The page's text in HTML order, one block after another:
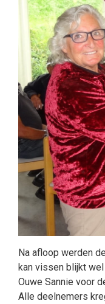
Na afloop werden
kan vissen blijkt
Ouwe Sannie voor
Alle deelnemers